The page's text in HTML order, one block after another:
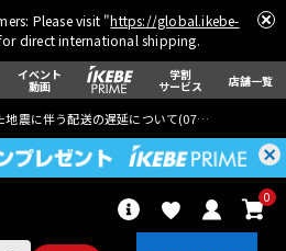
Please visit "https://global.ikebe-
direct international shipping.
イベント
動画
学割
サービス 店舗一覧
地震に伴う配送の遅延について(07月29日
0